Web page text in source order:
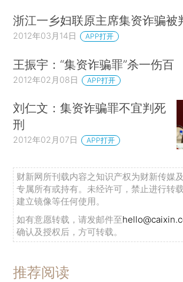
浙江一乡妇联原主席集资诈骗被
2012年03月14日 APP打开
王振宇：“集资诈骗罪”杀一伤百
2012年02月08日 APP打开
刘仁文：集资诈骗罪不宜判死
刑
2012年02月07日 APP打开
财新网所刊载内容之知识产权为财新传媒
专属所有或持有。未经许可，禁止进行转
建立镜像等任何使用。
如有意愿转载，请发邮件至
确认及授权后，方可转载。
推荐阅读